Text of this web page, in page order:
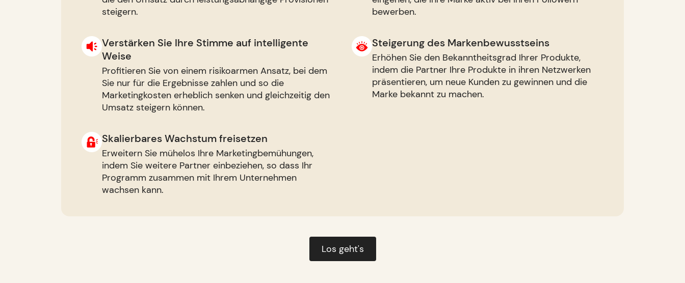
steigern.
bewerben.
Verstärken Sie Ihre Stimme auf intelligente
Weise
Profitieren Sie von einem risikoarmen Ansatz, bei dem
Sie nur für die Ergebnisse zahlen und so die
Marketingkosten erheblich senken und gleichzeitig den
Umsatz steigern können.
Steigerung des Markenbewusstseins
Erhöhen Sie den Bekanntheitsgrad Ihrer Produkte,
indem die Partner Ihre Produkte in ihren Netzwerken
präsentieren, um neue Kunden zu gewinnen und die
Marke bekannt zu machen.
Skalierbares Wachstum freisetzen
Erweitern Sie mühelos Ihre Marketingbemühungen,
indem Sie weitere Partner einbeziehen, so dass Ihr
Programm zusammen mit Ihrem Unternehmen
wachsen kann.
Los geht's